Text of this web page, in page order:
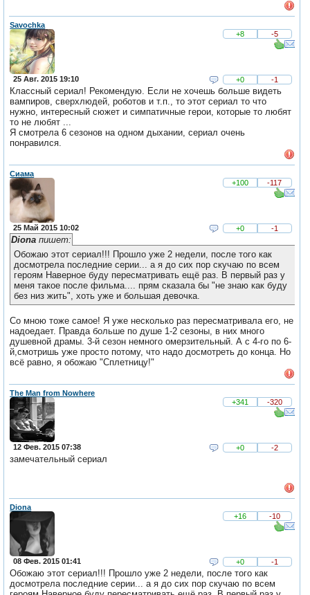
Savochka
+8
-5
25 Авг. 2015 19:10 +0 -1
Классный сериал! Рекомендую. Если не хочешь больше видеть
вампиров, сверхлюдей, роботов и т.п., то этот сериал то что
нужно, интересный сюжет и симпатичные герои, которые то любят
то не любят ...
Я смотрела 6 сезонов на одном дыхании, сериал очень
понравился.
Сиама
+100
-117
25 Май 2015 10:02 +0 -1
Dionaпишет:
Обожаю этот сериал!!! Прошло уже 2 недели, после того как
досмотрела последние серии... а я до сих пор скучаю по всем
героям Наверное буду пересматривать ещё раз. В первый раз у
меня такое после фильма.... прям сказала бы "не знаю как буду
без низ жить", хоть уже и большая девочка.
Со мною тоже самое! Я уже несколько раз пересматривала его, не
надоедает. Правда больше по душе 1-2 сезоны, в них много
душевной драмы. 3-й сезон немного омерзительный. А с 4-го по 6-
й,смотришь уже просто потому, что надо досмотреть до конца. Но
всё равно, я обожаю "Сплетницу!"
The Man from Nowhere
+341
-320
12 Фев. 2015 07:38 +0 -2
замечательный сериал
Diona
+16
-10
08 Фев. 2015 01:41 +0 -1
Обожаю этот сериал!!! Прошло уже 2 недели, после того как
досмотрела последние серии... а я до сих пор скучаю по всем